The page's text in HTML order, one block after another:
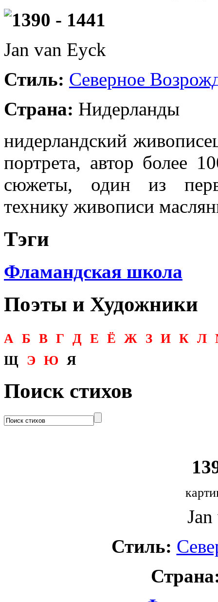
1390 - 1441
Jan van Eyck
Стиль: Северное
Страна: Нидерланды
нидерландский
портрета, автор более
сюжеты, один из
технику живописи
Тэги
Фламандская школа
Поэты и Художники
А Б В Г Д Е Ё Ж З И К Л
Щ Э Ю Я
Поиск стихов
Стиль: